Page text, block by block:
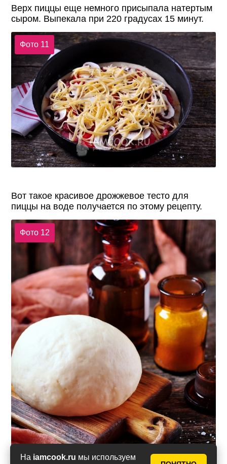
На iamcook.ru мы используем
Верх пиццы еще немного присыпала натертым
сыром. Выпекала при 220 градусах 15 минут.
Фото 11
Вот такое красивое дрожжевое тесто для
пиццы на воде получается по этому рецепту.
Фото 12